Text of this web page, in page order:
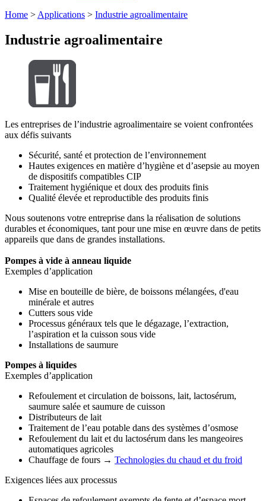
Home > Applications > Industrie agroalimentaire
Industrie agroalimentaire
Les entreprises de l’industrie agroalimentaire se voient confrontées
aux défis suivants
Sécurité, santé et protection de l’environnement
Hautes exigences en matière d’hygiène et d’asepsie au moyen
de dispositifs compatibles CIP
Traitement hygiénique et doux des produits finis
Qualité élevée et reproductible des produits finis
Nous soutenons votre entreprise dans la réalisation de solutions
durables et économiques, tant pour une mise en œuvre dans de petits
appareils que dans de grandes installations.
Pompes à vide à anneau liquide
Exemples d’application
Mise en bouteille de bière, de boissons mélangées, d'eau
minérale et autres
Cutters sous vide
Processus généraux tels que le dégazage, l’extraction,
l’aspiration et la cuisson sous vide
Installations de saumure
Pompes à liquides
Exemples d’application
Refoulement et circulation de boissons, lait, lactosérum,
saumure salée et saumure de cuisson
Distributeurs de lait
Traitement de l’eau potable dans des systèmes d’osmose
Refoulement du lait et du lactosérum dans les mangeoires
automatiques agricoles
Chauffage de fours → Technologies du chaud et du froid
Exigences liées aux processus